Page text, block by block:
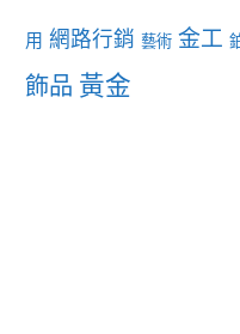
用 網路行銷 藝術 金工
飾品 黃金